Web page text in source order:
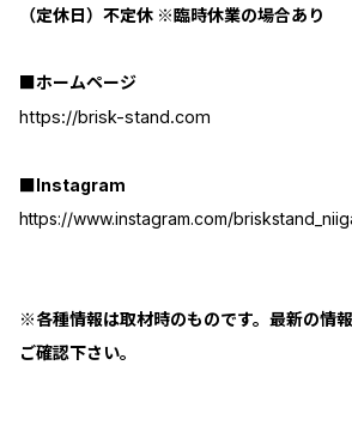
（定休日）不定休 ※臨時休業の場合あり
■ホームページ
https://brisk-stand.com
■Instagram
https://www.instagram.com/
※各種情報は取材時のものです。最新の情
ご確認下さい。